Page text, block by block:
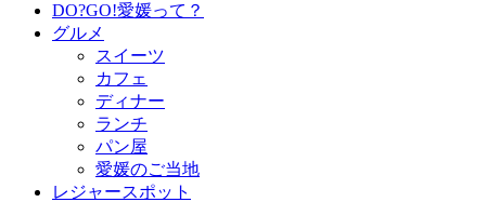
DO?GO!愛媛って？
グルメ
スイーツ
カフェ
ディナー
ランチ
パン屋
愛媛のご当地
レジャースポット